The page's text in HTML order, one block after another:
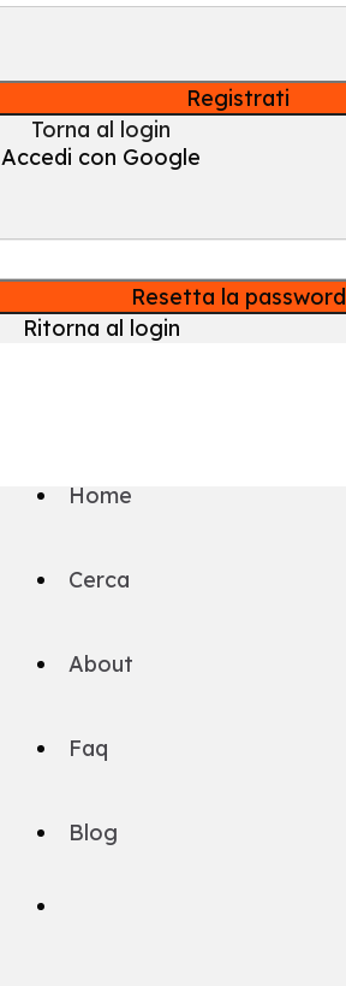
Registrati
Torna al login
Accedi con Google
Resetta la password
Ritorna al login
Home
Cerca
About
Faq
Blog